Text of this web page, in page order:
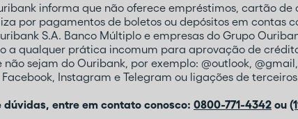
informa que não oferece empréstimos, cartão
por pagamentos de boletos ou depósitos em contas
S.A. Banco Múltiplo e empresas do Grupo
a qualquer prática incomum para aprovação de
não sejam do Ouribank, por exemplo: @outlook,
Instagram e Telegram ou ligações de
dúvidas, entre em contato conosco: 0800-771-4342 ou